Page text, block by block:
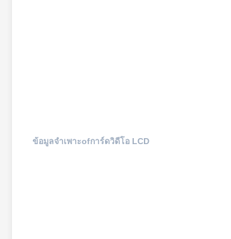
ข้อมูลจำเพาะofการ์ดวิดีโอ LCD